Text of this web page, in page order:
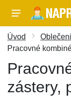
Úvod
Pracovné
zástery,